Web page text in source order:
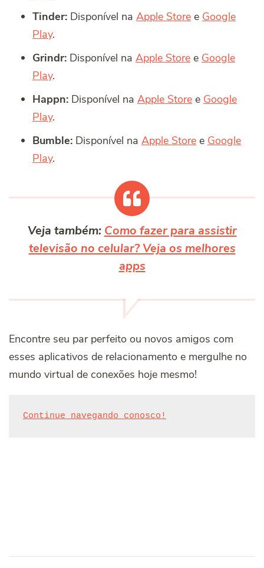
Tinder: Disponível na Apple Store e Google
Play.
Grindr: Disponível na Apple Store e Google
Play.
Happn: Disponível na Apple Store e Google
Play.
Bumble: Disponível na Apple Store e Google
Play.
Veja também: Como fazer para assistir
televisão no celular? Veja os melhores
apps
Encontre seu par perfeito ou novos amigos com
esses aplicativos de relacionamento e mergulhe no
mundo virtual de conexões hoje mesmo!
Continue navegando conosco!
Navigation